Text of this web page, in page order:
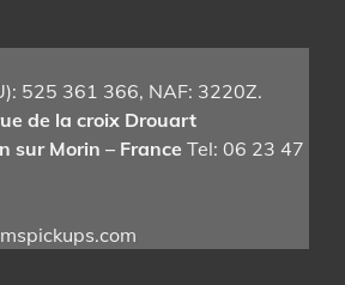
525 361 366, NAF: 3220Z.
de la croix Drouart
sur Morin – France Tel: 06 23 47